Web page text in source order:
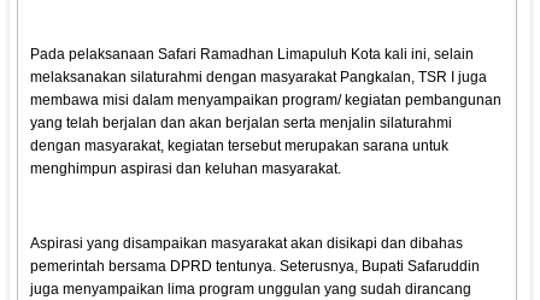
Pada pelaksanaan Safari Ramadhan Limapuluh Kota kali ini, selain
melaksanakan silaturahmi dengan masyarakat Pangkalan, TSR I juga
membawa misi dalam menyampaikan program/ kegiatan pembangunan
yang telah berjalan dan akan berjalan serta menjalin silaturahmi
dengan masyarakat, kegiatan tersebut merupakan sarana untuk
menghimpun aspirasi dan keluhan masyarakat.
Aspirasi yang disampaikan masyarakat akan disikapi dan dibahas
pemerintah bersama DPRD tentunya. Seterusnya, Bupati Safaruddin
juga menyampaikan lima program unggulan yang sudah dirancang